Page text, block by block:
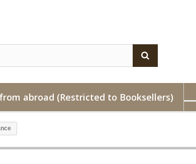
abroad (Restricted to Booksellers)